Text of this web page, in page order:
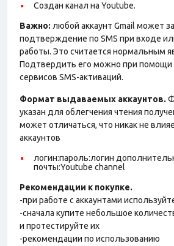
Создан канал на Youtube.
Важно: любой аккаунт Gmail может
подтверждение по SMS при входе
работы. Это считается нормальным
Подтвердить его можно при помощи
сервисов SMS-активаций.
Формат выдаваемых аккаунтов.
указан для облегчения чтения
может отличаться, что никак не
аккаунтов
логин:пароль:логин
почты:Youtube channel
Рекомендации к покупке.
-при работе с аккаунтами
-сначала купите небольшое
и протестируйте их
-рекомендации по использованию